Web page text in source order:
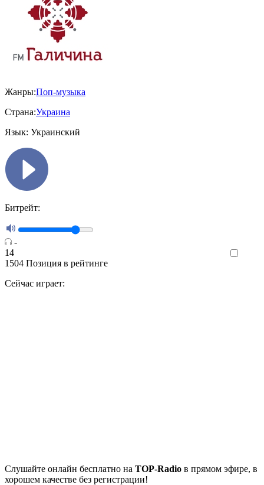
Жанры:Поп-музыка
Страна:Украина
Язык: Украинский
Битрейт:
-
14
1504 Позиция в рейтинге
Сейчас играет:
Cлушайте онлайн бесплатно на TOP-Radio в прямом эфире, в
хорошем качестве без регистрации!